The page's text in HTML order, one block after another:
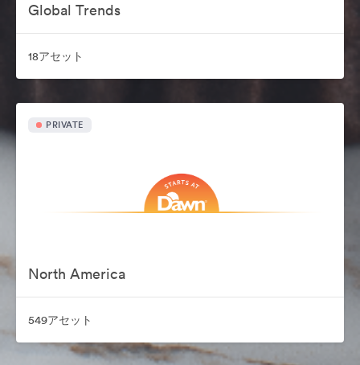
Global Trends
18アセット
PRIVATE
North America
549アセット